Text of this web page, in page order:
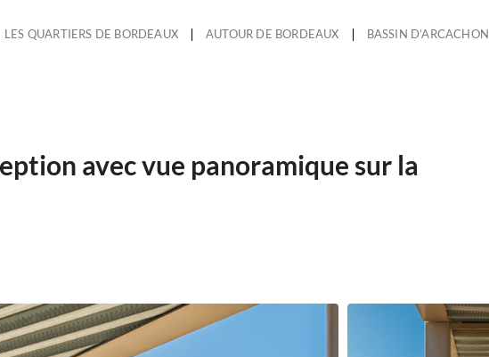
LES QUARTIERS DE BORDEAUX AUTOUR DE BORDEAUX BASSIN D’ARCACHON
avec vue panoramique sur la